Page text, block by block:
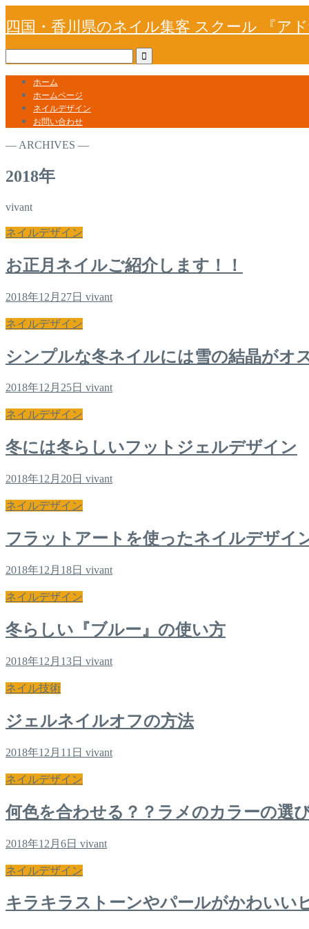
四国・香川県のネイル集客 スクール 『ア
ホーム
ホームページ
ネイルデザイン
お問い合わせ
― ARCHIVES ―
2018年
vivant
ネイルデザイン
お正月ネイルご紹介します！！
2018年12月27日 vivant
ネイルデザイン
シンプルな冬ネイルには雪の結晶がオ
2018年12月25日 vivant
ネイルデザイン
冬には冬らしいフットジェルデザイン
2018年12月20日 vivant
ネイルデザイン
フラットアートを使ったネイルデザイ
2018年12月18日 vivant
ネイルデザイン
冬らしい『ブルー』の使い方
2018年12月13日 vivant
ネイル技術
ジェルネイルオフの方法
2018年12月11日 vivant
ネイルデザイン
何色を合わせる？？ラメのカラーの選
2018年12月6日 vivant
ネイルデザイン
キラキラストーンやパールがかわいい